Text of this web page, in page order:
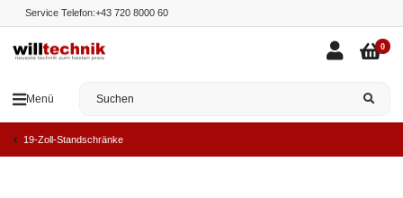
Service Telefon:+43 720 8000 60
Menü
0
19-Zoll-Standschränke